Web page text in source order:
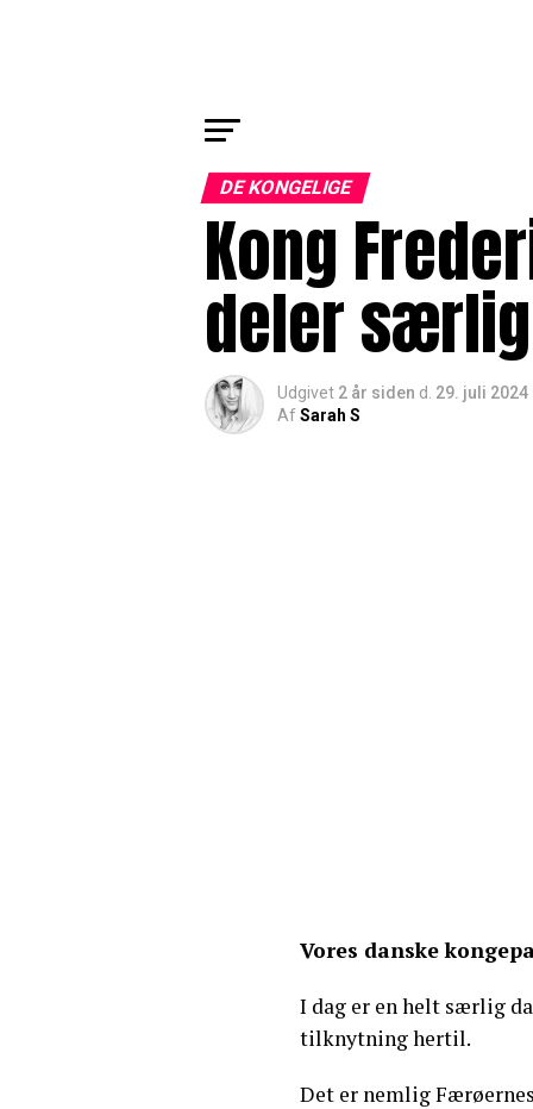
DE KONGELIGE
Kong
deler
Udgivet 2 år siden d. 29. juli 2024
AfSarah S
Vores danske
I dag er en helt særlig
tilknytning hertil.
Det er nemlig